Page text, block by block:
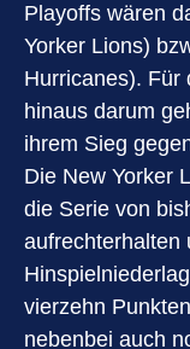
Playoffs wären
Yorker Lions)
Hurricanes). Für
hinaus darum
ihrem Sieg
Die New Yorker
die Serie von
aufrechterhalten
vierzehn
nebenbei auch